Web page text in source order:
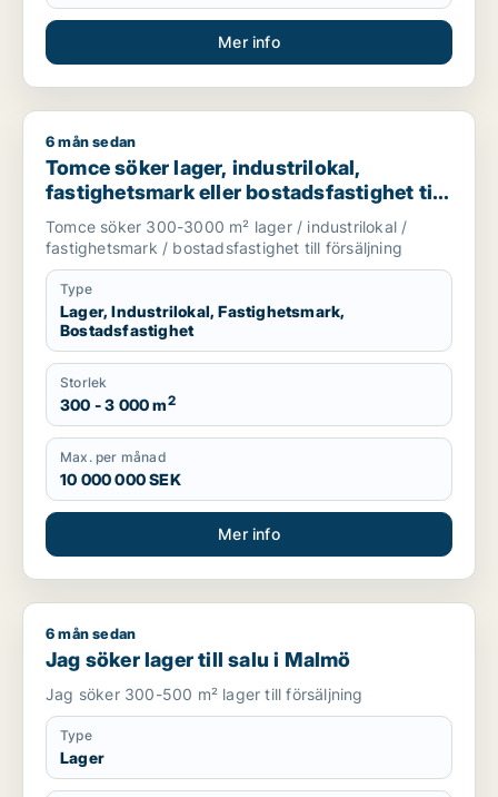
Mer info
Tomce söker lager, industrilokal, fastighetsmark eller
6 mån sedan
Tomce söker lager, industrilokal,
fastighetsmark eller bostadsfastighet till
salu i Staffanstorp, Burlöv eller Vellinge
m.fl.
Tomce söker 300-3000 m² lager / industrilokal /
fastighetsmark / bostadsfastighet till försäljning
Type
Lager, Industrilokal, Fastighetsmark,
Bostadsfastighet
Storlek
300 - 3 000 m2
Max. per månad
10 000 000 SEK
Mer info
Jag söker lager till salu i Malmö
6 mån sedan
Jag söker lager till salu i Malmö
Jag söker 300-500 m² lager till försäljning
Type
Lager